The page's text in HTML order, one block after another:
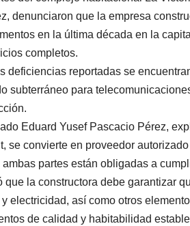
denunciaron que la empresa
en la última década en la
completos.
deficiencias reportadas se
subterráneo para
Eduard Yusef Pascacio Pérez,
se convierte en proveedor
partes están obligadas a
que la constructora debe garantizar
electricidad, así como otros
de calidad y habitabilidad